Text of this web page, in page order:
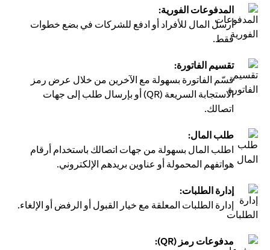
المدفوعات الفورية:
أرسل المال للأفراد أو ادفع للشركات في بضع خطوات
فقط.
تقسيم الفاتورة:
قسّم الفاتورة بسهولة مع الآخرين من خلال عرض رمز
الاستجابة السريعة (QR) أو بإرسال طلب إلى جهات
اتصالك.
طلب المال:
اطلب المال بسهولة من جهات اتصالك باستخدام أرقام
هواتفهم المحمولة أو عناوين بريدهم الإلكتروني.
إدارة الطلبات:
إدارة الطلبات المعلقة مع خيار القبول أو الرفض أو الإلغاء.
مدفوعات رمز (QR):